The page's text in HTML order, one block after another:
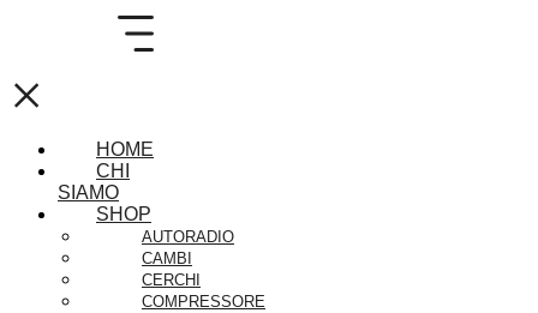
×
HOME
CHI
SIAMO
SHOP
AUTORADIO
CAMBI
CERCHI
COMPRESSORE